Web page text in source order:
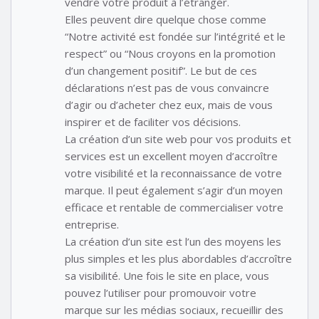
Elles peuvent dire quelque chose comme
“Notre activité est fondée sur l’intégrité et le
respect” ou “Nous croyons en la promotion
d’un changement positif”. Le but de ces
déclarations n’est pas de vous convaincre
d’agir ou d’acheter chez eux, mais de vous
inspirer et de faciliter vos décisions.
La création d’un site web pour vos produits et
services est un excellent moyen d’accroître
votre visibilité et la reconnaissance de votre
marque. Il peut également s’agir d’un moyen
efficace et rentable de commercialiser votre
entreprise.
La création d’un site est l’un des moyens les
plus simples et les plus abordables d’accroître
sa visibilité. Une fois le site en place, vous
pouvez l’utiliser pour promouvoir votre
marque sur les médias sociaux, recueillir des